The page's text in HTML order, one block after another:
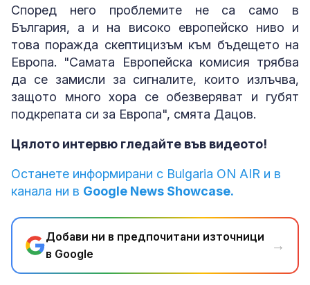
Според него проблемите не са само в
България, а и на високо европейско ниво и
това поражда скептицизъм към бъдещето на
Европа. "Самата Европейска комисия трябва
да се замисли за сигналите, които излъчва,
защото много хора се обезверяват и губят
подкрепата си за Европа", смята Дацов.
Цялото интервю гледайте във видеото!
Останете информирани с Bulgaria ON AIR и в
канала ни в Google News Showcase.
Добави ни в предпочитани източници
в Google
→